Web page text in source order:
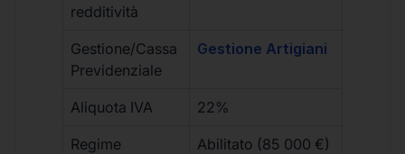
redditività
Gestione/Cassa
Previdenziale
Gestione Artigiani
Aliquota IVA 22%
Regime
Abilitato (85 000 €)